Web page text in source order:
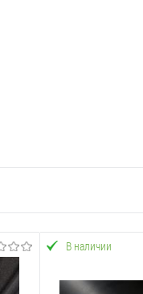
В наличии